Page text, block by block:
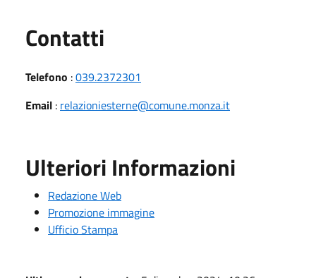
Contatti
Telefono :039.2372301
Email : relazioniesterne@comune.monza.it
Ulteriori Informazioni
Redazione Web
Promozione immagine
Ufficio Stampa